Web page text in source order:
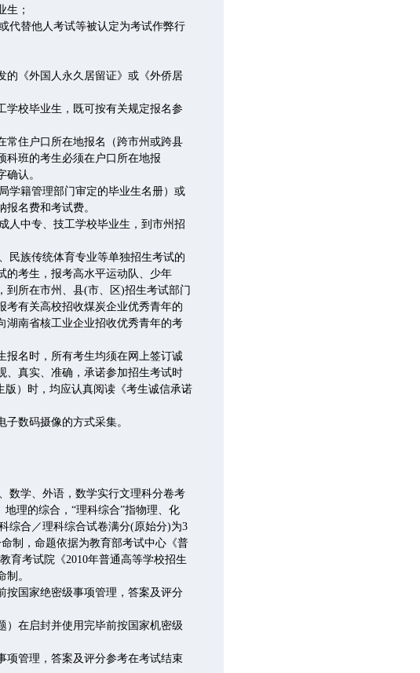
生；
替他人考试等被认定为考试作弊行
《外国人永久居留证》或《外侨居
校毕业生，既可按有关规定报名参
住户口所在地报名（跨市州或跨县
科班的考生必须在户口所在地报
认。
籍管理部门审定的毕业生名册）或
名费和考试费。
中专、技工学校毕业生，到市州招
族传统体育专业等单独招生考试的
的考生，报考高水平运动队、少年
到所在市州、县(市、区)招生考试部门
考有关高校招收煤炭企业优秀青年的
湖南省核工业企业招收优秀青年的考
名时，所有考生均须在网上签订诚
、真实、准确，承诺参加招生考试时
版）时，均应认真阅读《考生诚信承诺
数码摄像的方式采集。
学、外语，数学实行文理科分卷考
理的综合，“理科综合”指物理、化
综合／理科综合试卷满分(原始分)为3
制，命题依据为教育部考试中心《普
育考试院《2010年普通高等学校招生
。
国家绝密级事项管理，答案及评分
在启封并使用完毕前按国家机密级
管理，答案及评分参考在考试结束